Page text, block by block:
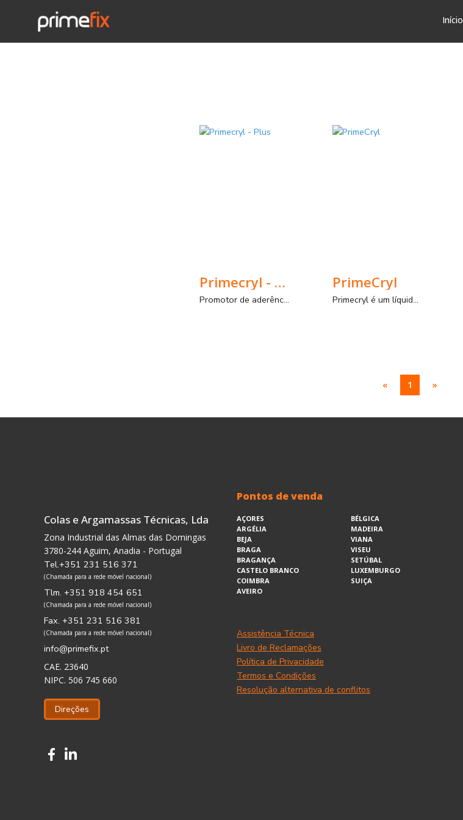
Início
Primecryl - Plus
Promotor de aderência/Consolidante líquido pronto a aplicar em interiores e exteriores, com elevada resistência química e mecânica.
PrimeCryl
Primecryl é um líquido à base de resinas acrílicas em dispersão aquosa.
« 1 »
Colas e Argamassas Técnicas, Lda
Zona Industrial das Almas das Domingas
3780-244 Aguim, Anadia - Portugal
Tel.+351 231 516 371
(Chamada para a rede móvel nacional)
Tlm. +351 918 454 651
(Chamada para a rede móvel nacional)
Fax. +351 231 516 381
(Chamada para a rede móvel nacional)
info@primefix.pt
CAE. 23640
NIPC. 506 745 660
Direções
Pontos de venda
AÇORES
ARGÉLIA
BEJA
BRAGA
BRAGANÇA
CASTELO BRANCO
COIMBRA
AVEIRO
BÉLGICA
MADEIRA
VIANA
VISEU
SETÚBAL
LUXEMBURGO
SUIÇA
Assistência Técnica
Livro de Reclamações
Política de Privacidade
Termos e Condições
Resolução alternativa de conflitos